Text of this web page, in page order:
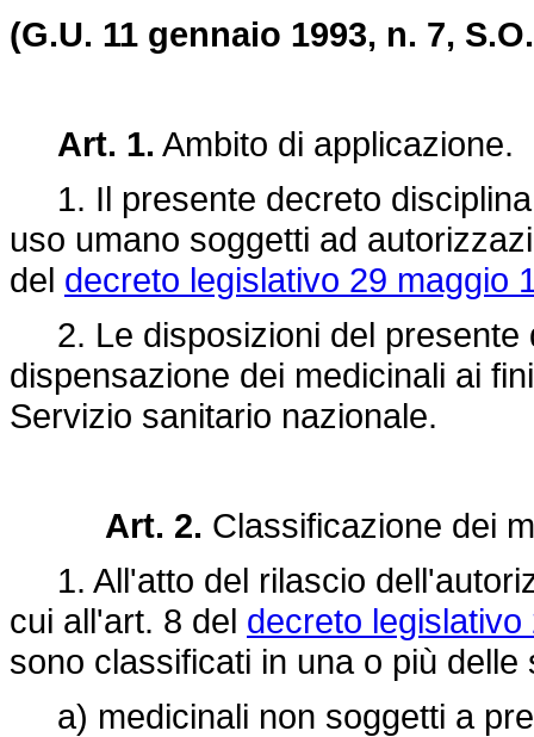
(G.U. 11 gennaio 1993, n. 7,
Art. 1. Ambito di applicazione.
1. Il presente decreto disciplina
uso umano soggetti ad
del decreto legislativo 29 maggio
2. Le disposizioni del presente
dispensazione dei medicinali ai
Servizio sanitario nazionale.
Art. 2. Classificazione dei
1. All'atto del rilascio
cui all'art. 8 del decreto
sono classificati in una o più delle
a) medicinali non soggetti a